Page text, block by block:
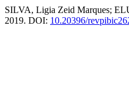
SILVA, Ligia Zeid Marques;
2019. DOI: 10.20396/